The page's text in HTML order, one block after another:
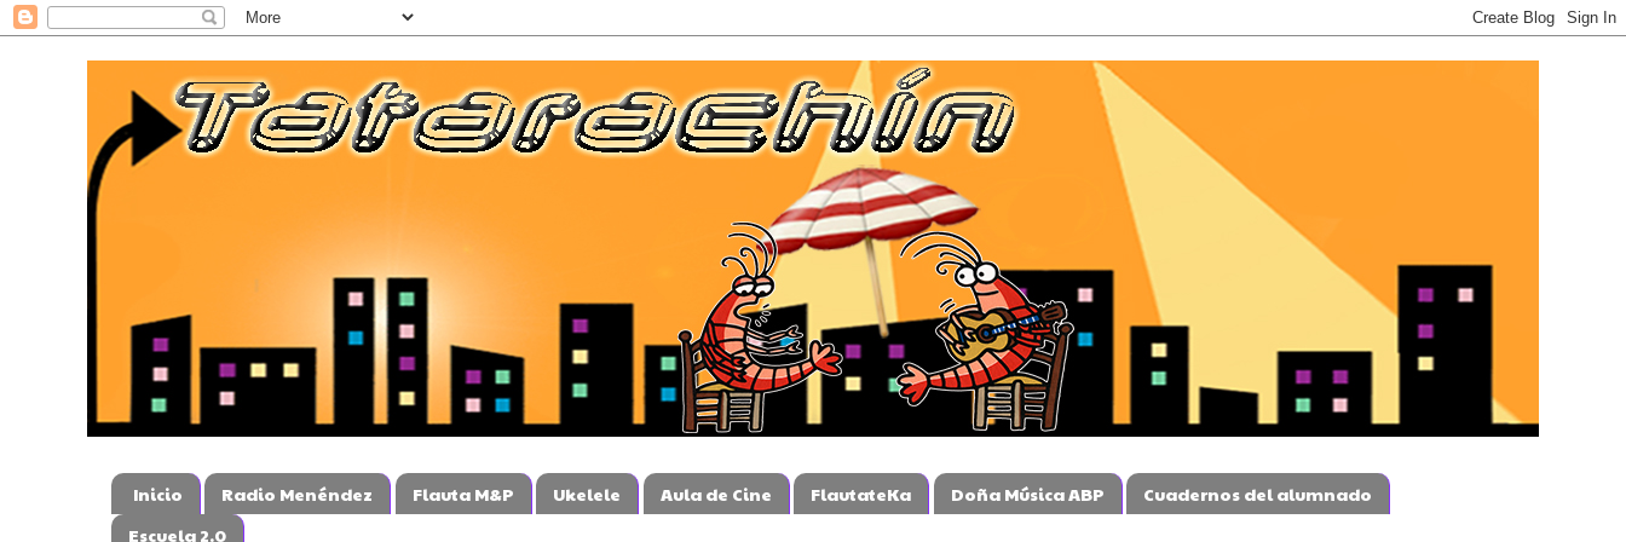
Inicio Radio Menéndez Flauta M&P Ukelele Aula de Cine FlautateKa Doña Música ABP
Cuadernos del alumnado
Escuela 2.0